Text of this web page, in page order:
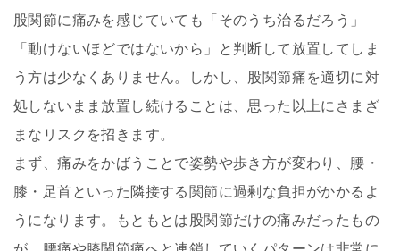
股関節に痛みを感じていても「そのうち治るだろう」
「動けないほどではないから」と判断して放置してしま
う方は少なくありません。しかし、股関節痛を適切に対
処しないまま放置し続けることは、思った以上にさまざ
まなリスクを招きます。
まず、痛みをかばうことで姿勢や歩き方が変わり、腰・
膝・足首といった隣接する関節に過剰な負担がかかるよ
うになります。もともとは股関節だけの痛みだったもの